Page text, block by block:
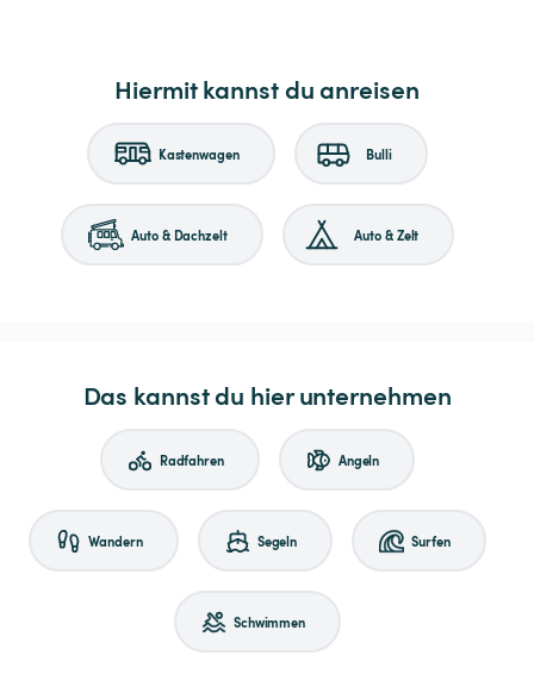
Hiermit kannst du anreisen
Kastenwagen Bulli
Auto & Dachzelt Auto & Zelt
Das kannst du hier unternehmen
Radfahren Angeln
Wandern Segeln Surfen
Schwimmen